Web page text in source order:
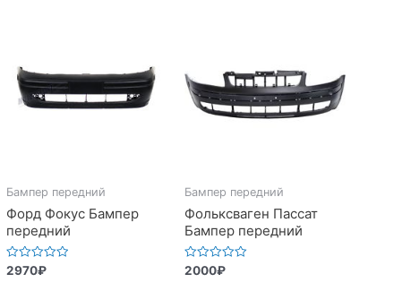
Бампер передний
Форд Фокус Бампер
передний
Оценка
2970₽
Бампер передний
Фольксваген Пассат
Бампер передний
Оценка
2000₽